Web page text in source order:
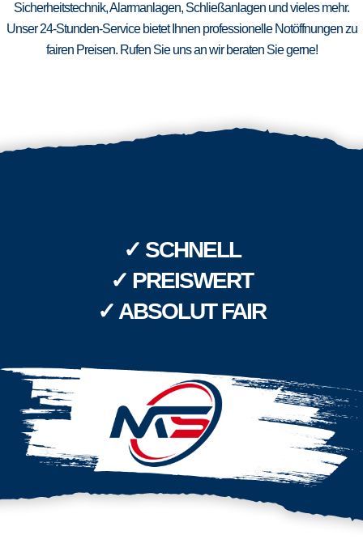
Sicherheitstechnik, Alarmanlagen, Schließanlagen und vieles mehr.
Unser 24-Stunden-Service bietet Ihnen professionelle Notöffnungen zu
fairen Preisen. Rufen Sie uns an wir beraten Sie gerne!
✓ SCHNELL
✓ PREISWERT
✓ ABSOLUT FAIR